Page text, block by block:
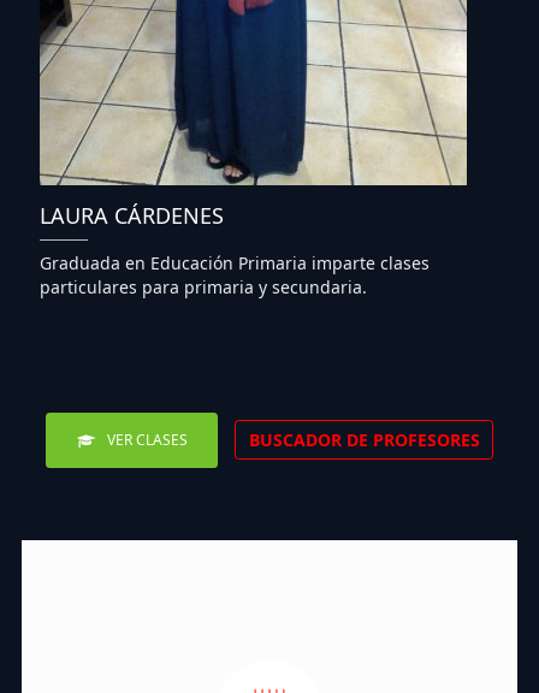
LAURA CÁRDENES
Graduada en Educación Primaria imparte clases
particulares para primaria y secundaria.
VER CLASES BUSCADOR DE PROFESORES